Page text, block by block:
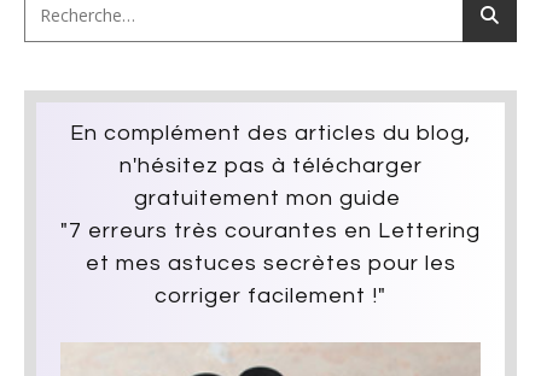
En complément des articles du blog,
n'hésitez pas à télécharger
gratuitement mon guide
"7 erreurs très courantes en Lettering
et mes astuces secrètes pour les
corriger facilement !"